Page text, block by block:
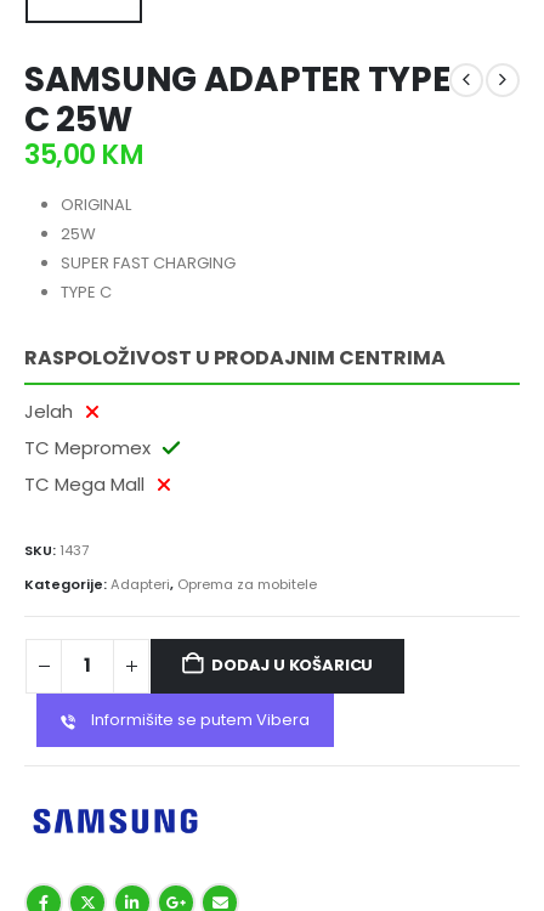
SAMSUNG ADAPTER TYPE
C 25W
35,00 KM
ORIGINAL
25W
SUPER FAST CHARGING
TYPE C
RASPOLOŽIVOST U PRODAJNIM CENTRIMA
Jelah
TC Mepromex
TC Mega Mall
SKU: 1437
Kategorije:Adapteri, Oprema za mobitele
DODAJ U KOŠARICU
Informišite se putem Vibera